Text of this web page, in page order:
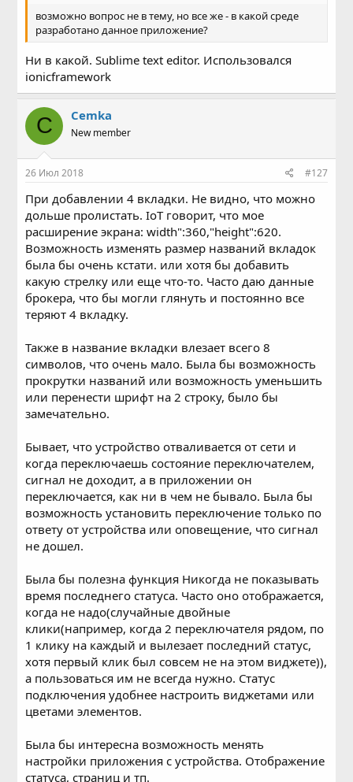
возможно вопрос не в тему, но все же - в какой среде
разработано данное приложение?
Ни в какой. Sublime text editor. Использовался
ionicframework
C Cemka
New member
26 Июл 2018 #127
При добавлении 4 вкладки. Не видно, что можно
дольше пролистать. IoT говорит, что мое
расширение экрана: width":360,"height":620.
Возможность изменять размер названий вкладок
была бы очень кстати. или хотя бы добавить
какую стрелку или еще что-то. Часто даю данные
брокера, что бы могли глянуть и постоянно все
теряют 4 вкладку.
Также в название вкладки влезает всего 8
символов, что очень мало. Была бы возможность
прокрутки названий или возможность уменьшить
или перенести шрифт на 2 строку, было бы
замечательно.
Бывает, что устройство отваливается от сети и
когда переключаешь состояние переключателем,
сигнал не доходит, а в приложении он
переключается, как ни в чем не бывало. Была бы
возможность установить переключение только по
ответу от устройства или оповещение, что сигнал
не дошел.
Была бы полезна функция Никогда не показывать
время последнего статуса. Часто оно отображается,
когда не надо(случайные двойные
клики(например, когда 2 переключателя рядом, по
1 клику на каждый и вылезает последний статус,
хотя первый клик был совсем не на этом виджете)),
а пользоваться им не всегда нужно. Статус
подключения удобнее настроить виджетами или
цветами элементов.
Была бы интересна возможность менять
настройки приложения с устройства. Отображение
статуса, страниц и тп.